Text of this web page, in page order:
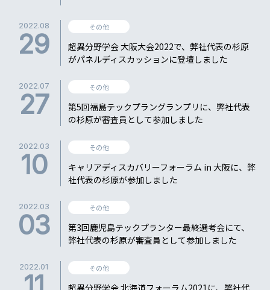
2022.08
29
その他
超異分野学会 大阪大会2022で、弊社代表の杉原
がパネルディスカッションに登壇しました
2022.07
27
その他
第5回福島テックプラングランプリに、弊社代表
の杉原が審査員として参加しました
2022.03
10
その他
キャリアディスカバリーフォーラム in 大阪に、弊
社代表の杉原が参加しました
2022.03
03
その他
第3回鹿児島テックプランター最終選考会にて、
弊社代表の杉原が審査員として参加しました
2022.01 その他
超異分野学会 北海道フォーラム2021に、弊社代